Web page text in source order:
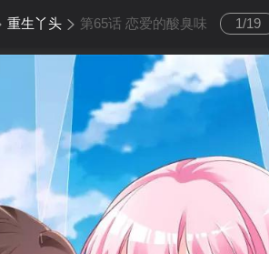
重生丫头 第65话 恋爱的酸臭味 1/19